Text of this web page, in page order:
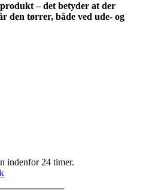
– det betyder at der
den tørrer, både ved ude- og
indenfor 24 timer.